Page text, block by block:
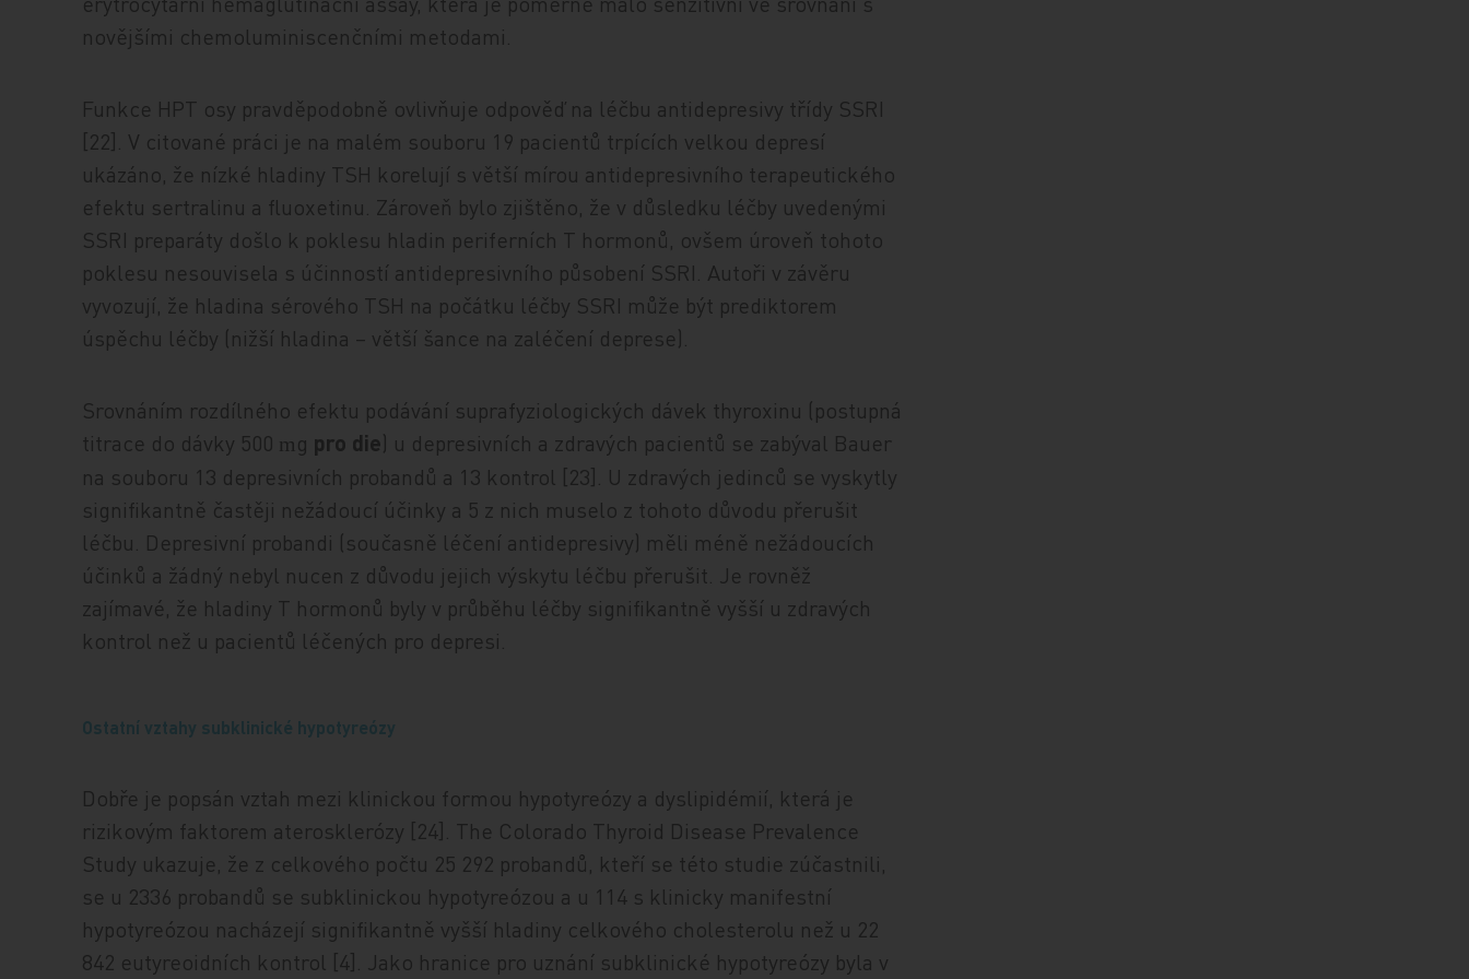
novějšími chemoluminiscenčními metodami.
Funkce HPT osy pravděpodobně ovlivňuje odpověď na léčbu antidepresivy třídy SSRI
[22]. V citované práci je na malém souboru 19 pacientů trpících velkou depresí
ukázáno, že nízké hladiny TSH korelují s větší mírou antidepresivního terapeutického
efektu sertralinu a fluoxetinu. Zároveň bylo zjištěno, že v důsledku léčby uvedenými
SSRI preparáty došlo k poklesu hladin periferních T hormonů, ovšem úroveň tohoto
poklesu nesouvisela s účinností antidepresivního působení SSRI. Autoři v závěru
vyvozují, že hladina sérového TSH na počátku léčby SSRI může být prediktorem
úspěchu léčby (nižší hladina – větší šance na zaléčení deprese).
Srovnáním rozdílného efektu podávání suprafyziologických dávek thyroxinu (postupná
titrace do dávky 500 mg pro die) u depresivních a zdravých pacientů se zabýval Bauer
na souboru 13 depresivních probandů a 13 kontrol [23]. U zdravých jedinců se vyskytly
signifikantně častěji nežádoucí účinky a 5 z nich muselo z tohoto důvodu přerušit
léčbu. Depresivní probandi (současně léčení antidepresivy) měli méně nežádoucích
účinků a žádný nebyl nucen z důvodu jejich výskytu léčbu přerušit. Je rovněž
zajímavé, že hladiny T hormonů byly v průběhu léčby signifikantně vyšší u zdravých
kontrol než u pacientů léčených pro depresi.
Ostatní vztahy subklinické hypotyreózy
Dobře je popsán vztah mezi klinickou formou hypotyreózy a dyslipidémií, která je
rizikovým faktorem aterosklerózy [24]. The Colorado Thyroid Disease Prevalence
Study ukazuje, že z celkového počtu 25 292 probandů, kteří se této studie zúčastnili,
se u 2336 probandů se subklinickou hypotyreózou a u 114 s klinicky manifestní
hypotyreózou nacházejí signifikantně vyšší hladiny celkového cholesterolu než u 22
842 eutyreoidních kontrol [4]. Jako hranice pro uznání subklinické hypotyreózy byla v